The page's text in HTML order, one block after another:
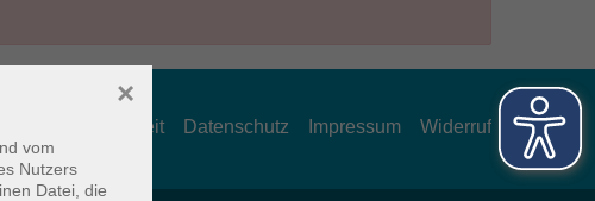
Barrierefreiheit Datenschutz Impressum Widerruf
vom
Nutzers
Datei, die
×